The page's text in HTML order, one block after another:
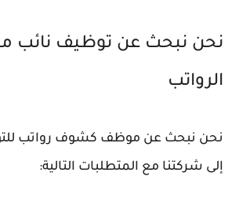
نحن نبحث عن توظيف نائب
الرواتب
نحن نبحث عن موظف كشوف رواتب
إلى شركتنا مع المتطلبات التالية: